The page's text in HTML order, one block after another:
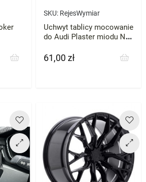
SKU: RejesWymiar
Uchwyt tablicy mocowanie
do Audi Plaster miodu NA
Cena
61,00 zł